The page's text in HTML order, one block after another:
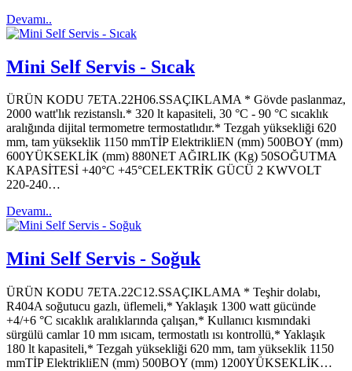
Devamı..
Mini Self Servis - Sıcak
ÜRÜN KODU 7ETA.22H06.SSAÇIKLAMA * Gövde paslanmaz,
2000 watt'lık rezistanslı.* 320 lt kapasiteli, 30 °C - 90 °C sıcaklık
aralığında dijital termometre termostatlıdır.* Tezgah yüksekliği 620
mm, tam yükseklik 1150 mmTİP ElektrikliEN (mm) 500BOY (mm)
600YÜKSEKLİK (mm) 880NET AĞIRLIK (Kg) 50SOĞUTMA
KAPASİTESİ +40°C +45°CELEKTRİK GÜCÜ 2 KWVOLT
220-240…
Devamı..
Mini Self Servis - Soğuk
ÜRÜN KODU 7ETA.22C12.SSAÇIKLAMA * Teşhir dolabı,
R404A soğutucu gazlı, üflemeli,* Yaklaşık 1300 watt gücünde
+4/+6 °C sıcaklık aralıklarında çalışan,* Kullanıcı kısmındaki
sürgülü camlar 10 mm ısıcam, termostatlı ısı kontrollü,* Yaklaşık
180 lt kapasiteli,* Tezgah yüksekliği 620 mm, tam yükseklik 1150
mmTİP ElektrikliEN (mm) 500BOY (mm) 1200YÜKSEKLİK…